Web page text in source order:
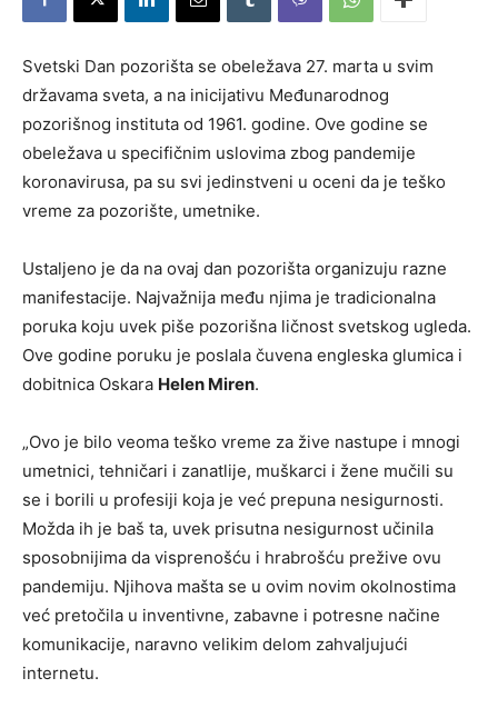
Svetski Dan pozorišta se obeležava 27. marta u svim
državama sveta, a na inicijativu Međunarodnog
pozorišnog instituta od 1961. godine. Ove godine se
obeležava u specifičnim uslovima zbog pandemije
koronavirusa, pa su svi jedinstveni u oceni da je teško
vreme za pozorište, umetnike.
Ustaljeno je da na ovaj dan pozorišta organizuju razne
manifestacije. Najvažnija među njima je tradicionalna
poruka koju uvek piše pozorišna ličnost svetskog ugleda.
Ove godine poruku je poslala čuvena engleska glumica i
dobitnica Oskara Helen Miren.
„Ovo je bilo veoma teško vreme za žive nastupe i mnogi
umetnici, tehničari i zanatlije, muškarci i žene mučili su
se i borili u profesiji koja je već prepuna nesigurnosti.
Možda ih je baš ta, uvek prisutna nesigurnost učinila
sposobnijima da visprenošću i hrabrošću prežive ovu
pandemiju. Njihova mašta se u ovim novim okolnostima
već pretočila u inventivne, zabavne i potresne načine
komunikacije, naravno velikim delom zahvaljujući
internetu.